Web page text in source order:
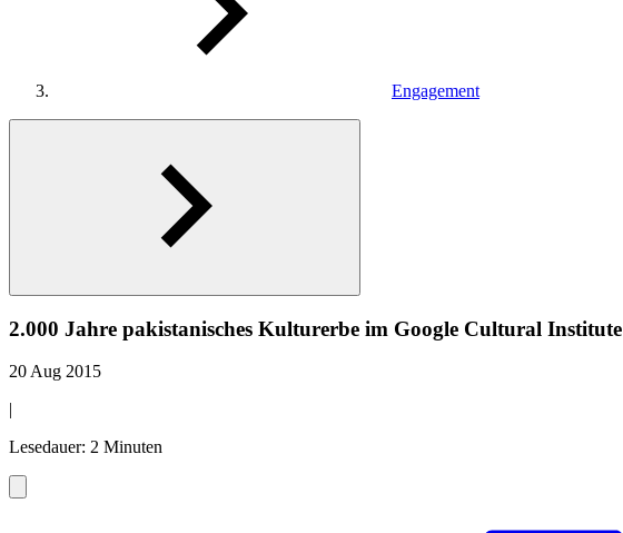
Engagement
2.000 Jahre pakistanisches Kulturerbe im Google Cultural Institute
20 Aug 2015
|
Lesedauer: 2 Minuten